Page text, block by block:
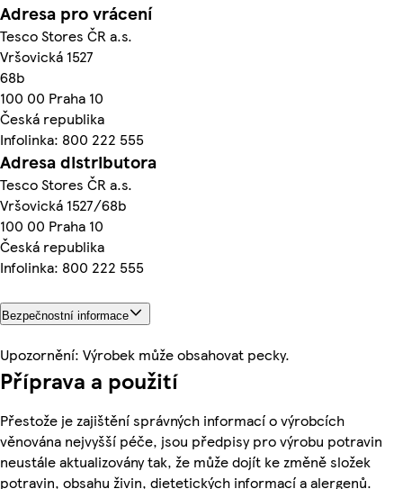
Adresa pro vrácení
Tesco Stores ČR a.s.
Vršovická 1527
68b
100 00 Praha 10
Česká republika
Infolinka: 800 222 555
Adresa distributora
Tesco Stores ČR a.s.
Vršovická 1527/68b
100 00 Praha 10
Česká republika
Infolinka: 800 222 555
Bezpečnostní informace
Upozornění: Výrobek může obsahovat pecky.
Příprava a použití
Přestože je zajištění správných informací o výrobcích
věnována nejvyšší péče, jsou předpisy pro výrobu potravin
neustále aktualizovány tak, že může dojít ke změně složek
potravin, obsahu živin, dietetických informací a alergenů.